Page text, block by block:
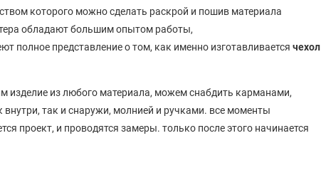
которого можно сделать раскрой и пошив материала
обладают большим опытом работы,
полное представление о том, как именно изготавливаетсячехол
изделие из любого материала, можем снабдить карманами,
так и снаружи, молнией и ручками. все моменты
проект, и проводятся замеры. только после этого начинается